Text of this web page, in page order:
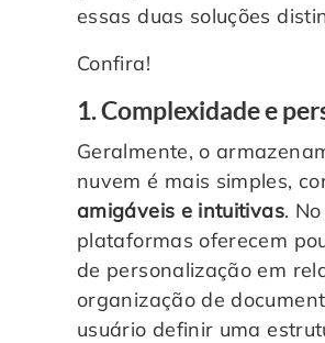
essas duas soluções
Confira!
1. Complexidade e
Geralmente, o
nuvem é mais simples,
amigáveis e intuitivas.
plataformas oferecem
de personalização em
organização de
usuário definir uma